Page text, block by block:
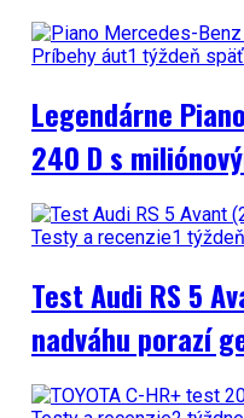
Príbehy áut1 týždeň späť
Legendárne
240 D s
Testy a recenzie1
Test Audi RS 5
nadváhu porazí